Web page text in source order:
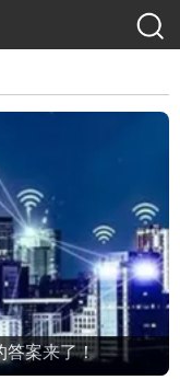
答案来了！